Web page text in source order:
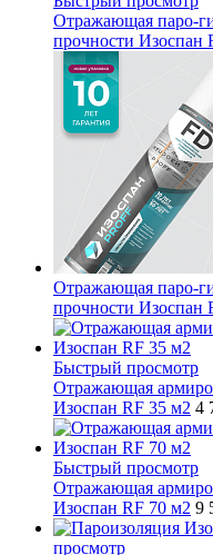
Отражающая паро-
прочности Изоспан
Отражающая паро-
прочности Изоспан
Быстрый просмотр
Отражающая
Изоспан RF 35 м2 4
Быстрый просмотр
Отражающая
Изоспан RF 70 м2 9
просмотр